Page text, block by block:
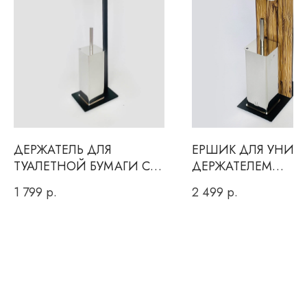
ДЕРЖАТЕЛЬ ДЛЯ
ТУАЛЕТНОЙ БУМАГИ С
ЕРШИКОМ
1 799 р.
ЕРШИК ДЛЯ
ДЕРЖАТЕЛЕМ
2 499 р.
info@molinardi.com
Или заполнить форму
для обратного звонка